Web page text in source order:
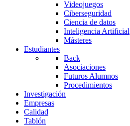
Videojuegos
Ciberseguridad
Ciencia de datos
Inteligencia Artificial
Másteres
Estudiantes
Back
Asociaciones
Futuros Alumnos
Procedimientos
Investigación
Empresas
Calidad
Tablón